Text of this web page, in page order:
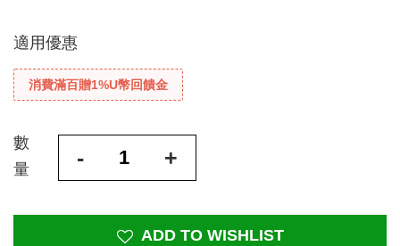
適用優惠
消費滿百贈1%U幣回饋金
數
量
- +
ADD TO WISHLIST